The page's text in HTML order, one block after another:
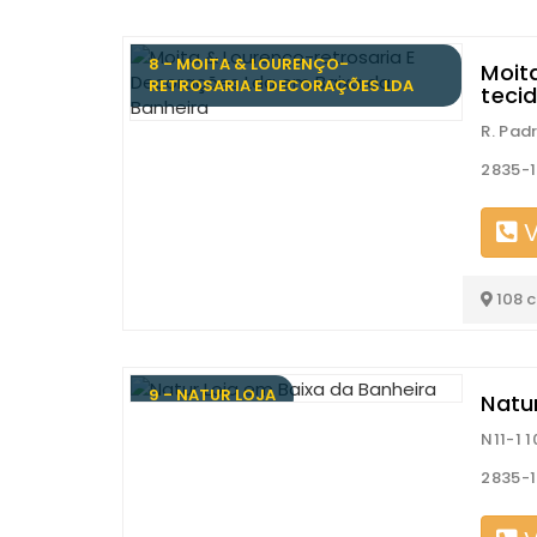
8 - MOITA & LOURENÇO-
RETROSARIA E DECORAÇÕES LDA
R.
2835-
108
9 - NATUR LOJA
N11-1
2835-